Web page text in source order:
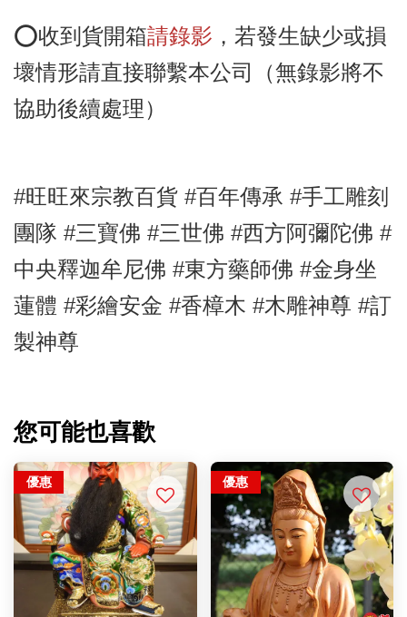
⭕️收到貨開箱請錄影 ，若發生缺少或損
壞情形請直接聯繫本公司（無錄影將不
協助後續處理）
#旺旺來宗教百貨 #百年傳承 #手工雕刻
團隊 #三寶佛 #三世佛 #西方阿彌陀佛 #
中央釋迦牟尼佛 #東方藥師佛 #金身坐
蓮體 #彩繪安金 #香樟木 #木雕神尊 #訂
製神尊
您可能也喜歡
優惠 優惠